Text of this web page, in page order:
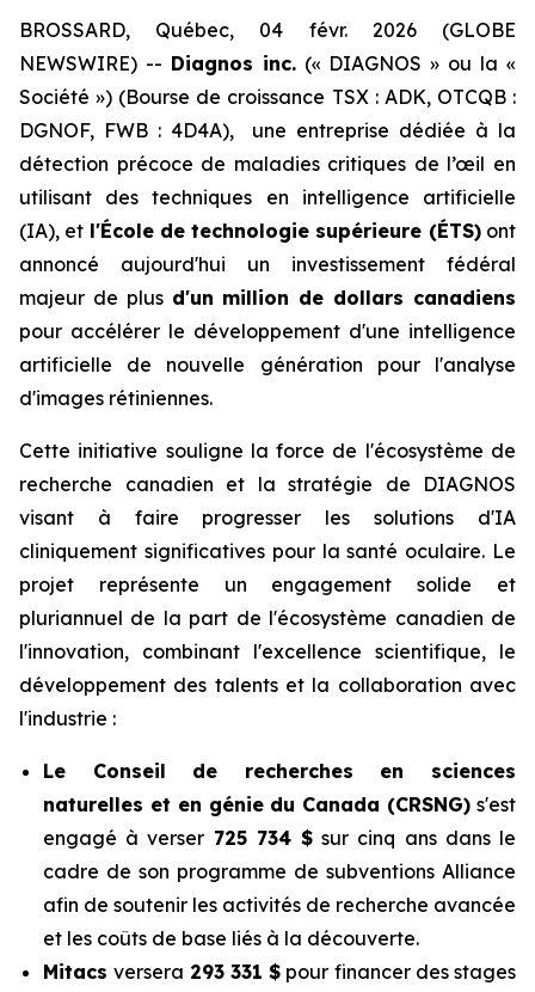
BROSSARD, Québec, 04 févr. 2026 (GLOBE
NEWSWIRE) -- Diagnos inc.(« DIAGNOS » ou la «
Société ») (Bourse de croissance TSX : ADK, OTCQB :
DGNOF, FWB : 4D4A), une entreprise dédiée à la
détection précoce de maladies critiques de l’œil en
utilisant des techniques en intelligence artificielle
(IA), et l'École de technologie supérieure (ÉTS)ont
annoncé aujourd'hui un investissement fédéral
majeur de plus d'un million de dollars canadiens
pour accélérer le développement d'une intelligence
artificielle de nouvelle génération pour l'analyse
d'images rétiniennes.
Cette initiative souligne la force de l'écosystème de
recherche canadien et la stratégie de DIAGNOS
visant à faire progresser les solutions d'IA
cliniquement significatives pour la santé oculaire. Le
projet représente un engagement solide et
pluriannuel de la part de l'écosystème canadien de
l'innovation, combinant l'excellence scientifique, le
développement des talents et la collaboration avec
l'industrie :
Le Conseil de recherches en sciences
naturelles et en génie du Canada (CRSNG) s'est
engagé à verser 725 734 $ sur cinq ans dans le
cadre de son programme de subventions Alliance
afin de soutenir les activités de recherche avancée
et les coûts de base liés à la découverte.
Mitacsversera 293 331 $ pour financer des stages